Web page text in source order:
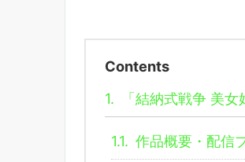
Contents
1.
「結納式戦争 美
1.1. 作品概要・配信